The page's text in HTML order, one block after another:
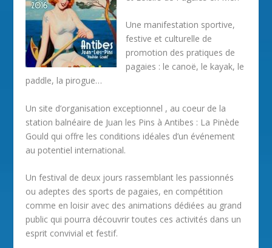
Une manifestation sportive,
festive et culturelle de
promotion des pratiques de
pagaies : le canoë, le kayak, le
paddle, la pirogue…
Un site d’organisation exceptionnel , au coeur de la
station balnéaire de Juan les Pins à Antibes : La Pinède
Gould qui offre les conditions idéales d’un événement
au potentiel international.
Un festival de deux jours rassemblant les passionnés
ou adeptes des sports de pagaies, en compétition
comme en loisir avec des animations dédiées au grand
public qui pourra découvrir toutes ces activités dans un
esprit convivial et festif.